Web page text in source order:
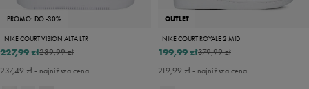
PROMO: DO -30%
NIKE COURT VISION ALTA LTR
239,99 zł
227,99 zł
237,49 zł- najniższa cena
OUTLET
NIKE COURT ROYALE 2 MID
379,99 zł
199,99 zł
219,99 zł- najniższa cena